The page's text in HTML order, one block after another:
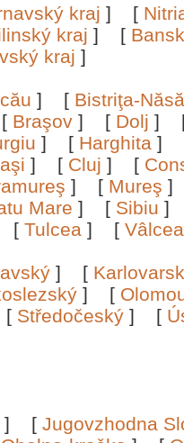
kraj ] [
kraj ] [
kraj ]
] [ Bistriţa-
[ Braşov ] [ Dolj ]
] [ Harghita ]
] [ Cluj ] [
] [ Mureş
Mare ] [ Sibiu
[ Tulcea ] [
] [
] [
[ Středočeský ] [
] [ Jugovzhodna